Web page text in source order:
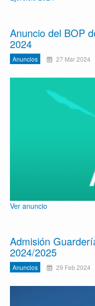
Anuncio del BOP
2024
Anuncios 27 Mar 2024
Ver anuncio
Admisión
2024/2025
Anuncios 29 Feb 2024